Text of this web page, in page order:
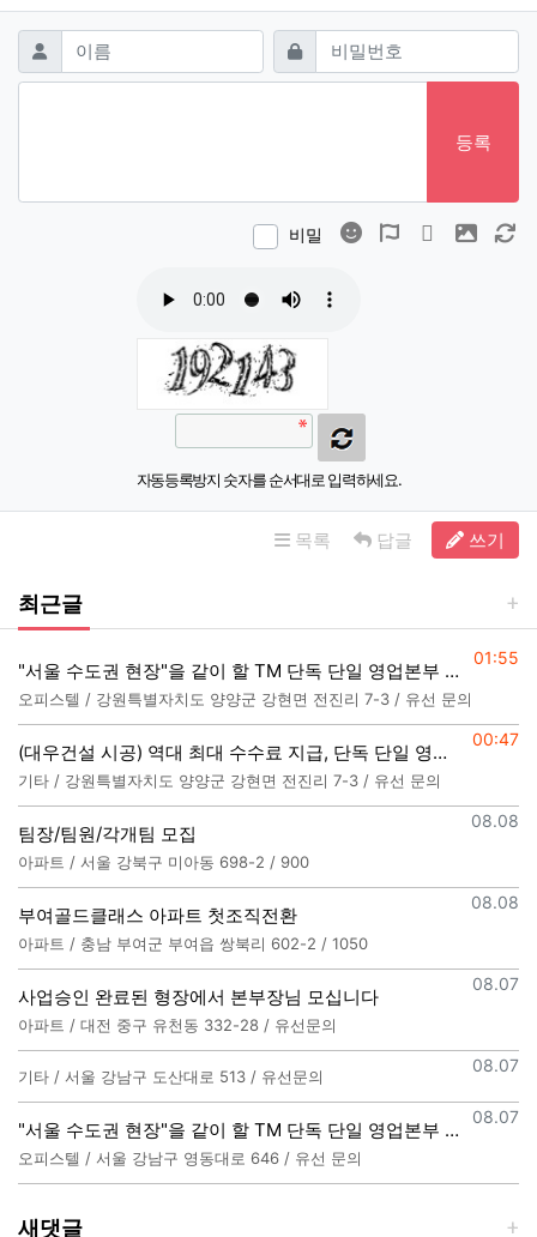
댓글쓰기
이름 필수 비밀번호필수
등록
비밀 이모티콘폰트어썸
동영상 이미지
자동등록방지 숫자를 순서대로 입력하세요.
목록 답글 쓰기
최근글
등록일
01:55
"서울 수도권 현장"을 같이 할 TM 단독 단일 영업본부 팀 선착순 모집
오피스텔 / 강원특별자치도 양양군 강현면 전진리 7-3 / 유선 문의
등록일
00:47
(대우건설 시공) 역대 최대 수수료 지급, 단독 단일 영업본부 선착순 모집
기타 / 강원특별자치도 양양군 강현면 전진리 7-3 / 유선 문의
등록일
08.08
팀장/팀원/각개팀 모집
아파트 / 서울 강북구 미아동 698-2 / 900
등록일
08.08
부여골드클래스 아파트 첫조직전환
아파트 / 충남 부여군 부여읍 쌍북리 602-2 / 1050
등록일
08.07
사업승인 완료된 형장에서 본부장님 모십니다
아파트 / 대전 중구 유천동 332-28 / 유선문의
등록일
08.07
기타 / 서울 강남구 도산대로 513 / 유선문의
등록일
08.07
"서울 수도권 현장"을 같이 할 TM 단독 단일 영업본부 팀 선착순 모집
오피스텔 / 서울 강남구 영동대로 646 / 유선 문의
새댓글